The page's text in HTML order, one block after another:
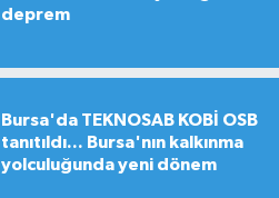
deprem
Bursa'da TEKNOSAB KOBİ OSB
tanıtıldı... Bursa'nın kalkınma
yolculuğunda yeni dönem